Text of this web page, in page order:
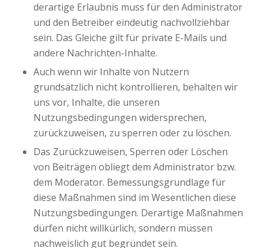
derartige Erlaubnis muss für den Administrator
und den Betreiber eindeutig nachvollziehbar
sein. Das Gleiche gilt für private E-Mails und
andere Nachrichten-Inhalte.
Auch wenn wir Inhalte von Nutzern
grundsätzlich nicht kontrollieren, behalten wir
uns vor, Inhalte, die unseren
Nutzungsbedingungen widersprechen,
zurückzuweisen, zu sperren oder zu löschen.
Das Zurückzuweisen, Sperren oder Löschen
von Beiträgen obliegt dem Administrator bzw.
dem Moderator. Bemessungsgrundlage für
diese Maßnahmen sind im Wesentlichen diese
Nutzungsbedingungen. Derartige Maßnahmen
dürfen nicht willkürlich, sondern müssen
nachweislich gut begründet sein.